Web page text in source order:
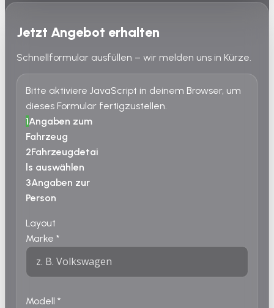
Jetzt Angebot erhalten
Schnellformular ausfüllen – wir melden uns in Kürze.
Bitte aktiviere JavaScript in deinem Browser, um
dieses Formular fertigzustellen.
1Angaben zum
Fahrzeug
2Fahrzeugdetai
ls auswählen
3Angaben zur
Person
Layout
Marke *
Modell *